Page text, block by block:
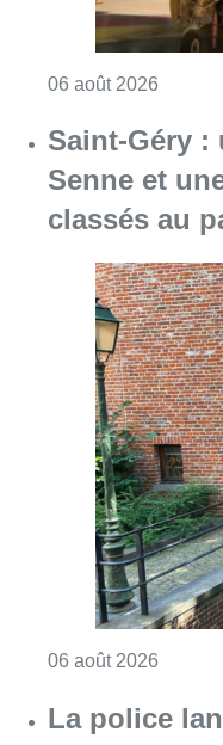
06 août 2026
Saint-Géry :
Senne et
classés au
06 août 2026
La police